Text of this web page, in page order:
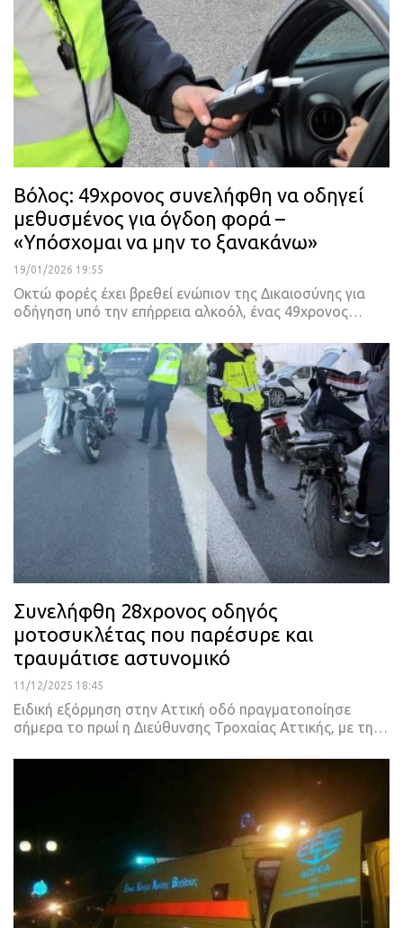
Βόλος: 49χρονος συνελήφθη να οδηγεί
μεθυσμένος για όγδοη φορά –
«Υπόσχομαι να μην το ξανακάνω»
19/01/2026 19:55
Οκτώ φορές έχει βρεθεί ενώπιον της Δικαιοσύνης για
οδήγηση υπό την επήρρεια αλκοόλ, ένας 49χρονος…
Συνελήφθη 28χρονος οδηγός
μοτοσυκλέτας που παρέσυρε και
τραυμάτισε αστυνομικό
11/12/2025 18:45
Ειδική εξόρμηση στην Αττική οδό πραγματοποίησε
σήμερα το πρωί η Διεύθυνσης Τροχαίας Αττικής, με τη…